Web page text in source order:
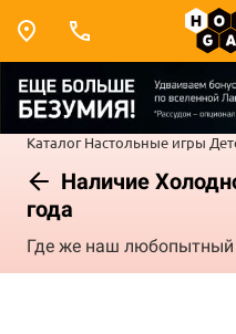
Каталог Настольные игры
Наличие
года
Где же наш любопытный